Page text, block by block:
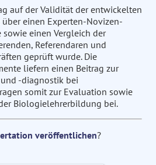
auf der Validität der entwickelten
einen Experten-Novizen-
einen Vergleich der
Referendaren und
geprüft wurde. Die
liefern einen Beitrag zur
-diagnostik bei
somit zur Evaluation sowie
Biologielehrerbildung bei.
veröffentlichen?